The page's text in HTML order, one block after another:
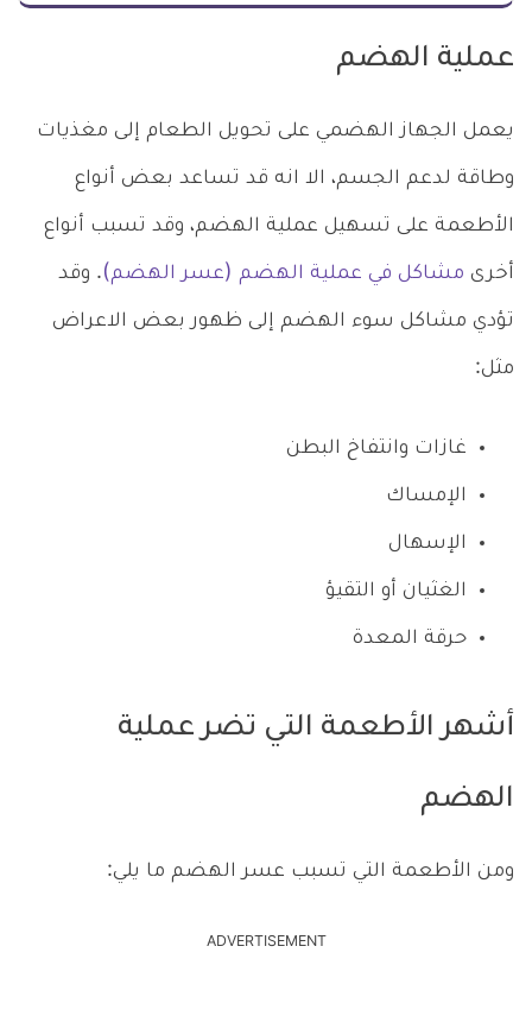
عملية الهضم
يعمل الجهاز الهضمي على تحويل الطعام إلى مغذيات
وطاقة لدعم الجسم، الا انه قد تساعد بعض أنواع
الأطعمة على تسهيل عملية الهضم، وقد تسبب أنواع
أخرى مشاكل في عملية الهضم (عسر الهضم). وقد
تؤدي مشاكل سوء الهضم إلى ظهور بعض الاعراض
مثل:
غازات وانتفاخ البطن
الإمساك
الإسهال
الغثيان أو التقيؤ
حرقة المعدة
أشهر الأطعمة التي تضر عملية
الهضم
ومن الأطعمة التي تسبب عسر الهضم ما يلي:
ADVERTISEMENT